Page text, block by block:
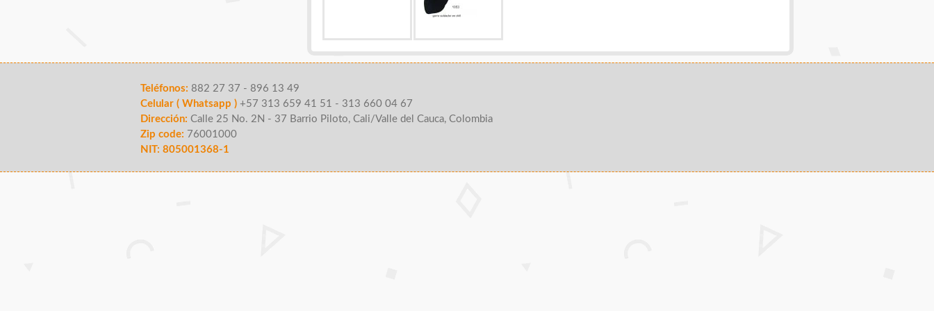
Teléfonos: 882 27 37 - 896 13 49
Celular ( Whatsapp ) +57 313 659 41 51 - 313 660 04 67
Dirección: Calle 25 No. 2N - 37 Barrio Piloto, Cali/Valle del Cauca, Colombia
Zip code: 76001000
NIT: 805001368-1